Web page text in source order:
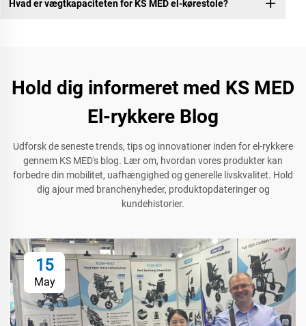
Hvad er vægtkapaciteten for KS MED el-kørestole?
Hold dig informeret med KS MED
El-rykkere Blog
Udforsk de seneste trends, tips og innovationer inden for el-rykkere
gennem KS MED's blog. Lær om, hvordan vores produkter kan
forbedre din mobilitet, uafhængighed og generelle livskvalitet. Hold
dig ajour med branchenyheder, produktopdateringer og
kundehistorier.
15
May